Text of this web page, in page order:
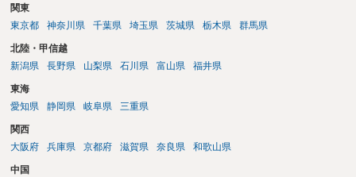
関東
東京都
神奈川県 千葉県 埼玉県 茨城県 栃木県 群馬県
北陸・甲信越
新潟県
長野県 山梨県 石川県 富山県 福井県
東海
愛知県
静岡県 岐阜県 三重県
関西
大阪府
兵庫県 京都府 滋賀県 奈良県 和歌山県
中国